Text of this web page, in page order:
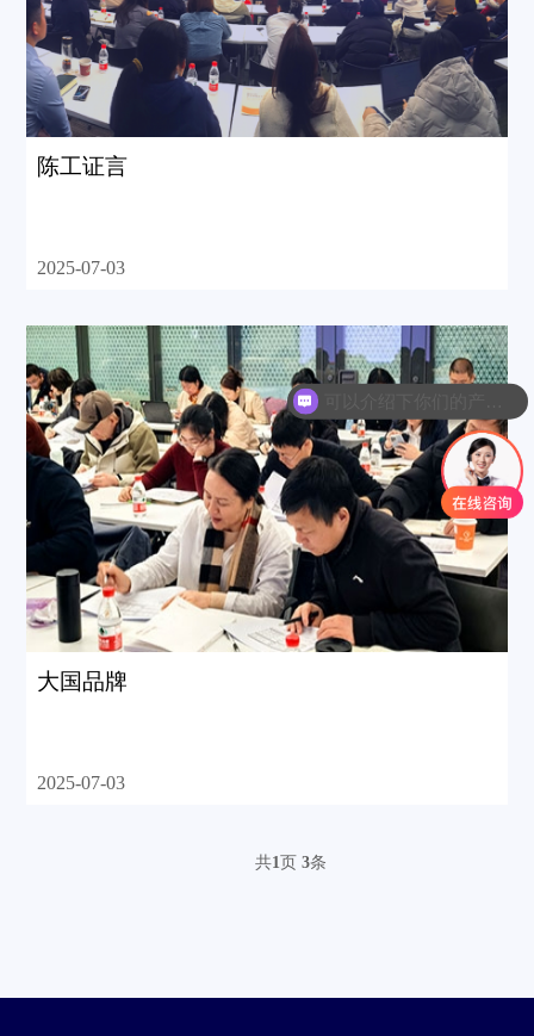
陈工证言
2025-07-03
大国品牌
2025-07-03
共1页 3条